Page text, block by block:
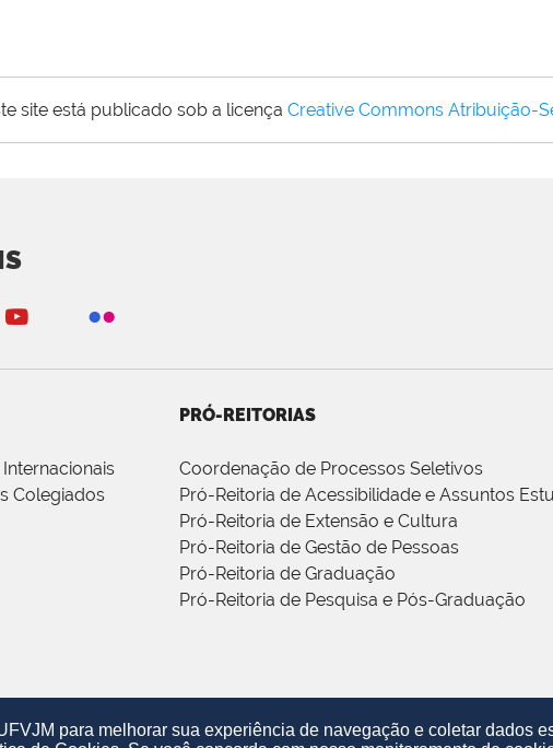
para melhorar sua experiência de navegação e coletar dados
site está publicado sob a licença Creative Commons Atribuição-
Colegiados
PRÓ-REITORIAS
Coordenação de Processos Seletivos
Pró-Reitoria de Acessibilidade e Assuntos
Pró-Reitoria de Extensão e Cultura
Pró-Reitoria de Gestão de Pessoas
Pró-Reitoria de Graduação
Pró-Reitoria de Pesquisa e Pós-Graduação